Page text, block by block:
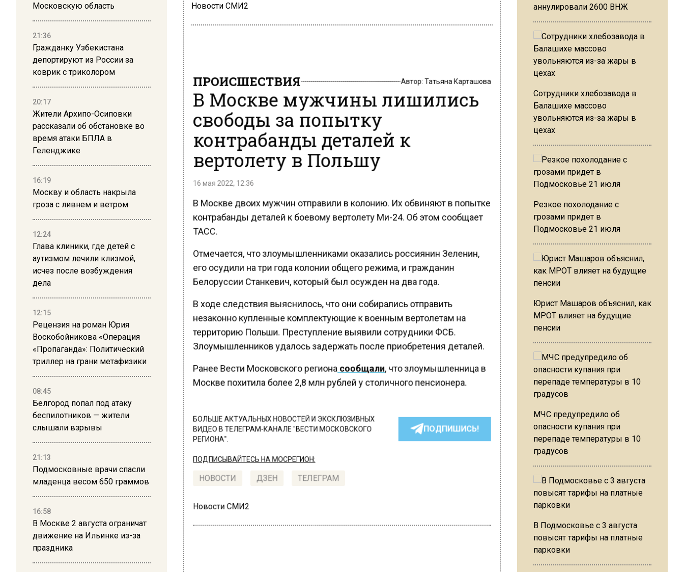
Московскую область
21:36
Гражданку Узбекистана
депортируют из России за
коврик с триколором
20:17
Жители Архипо-Осиповки
рассказали об обстановке во
время атаки БПЛА в
Геленджике
16:19
Москву и область накрыла
гроза с ливнем и ветром
12:24
Глава клиники, где детей с
аутизмом лечили клизмой,
исчез после возбуждения
дела
12:15
Рецензия на роман Юрия
Воскобойникова «Операция
«Пропаганда»: Политический
триллер на грани метафизики
08:45
Белгород попал под атаку
беспилотников — жители
слышали взрывы
21:13
Подмосковные врачи спасли
младенца весом 650 граммов
16:58
В Москве 2 августа ограничат
движение на Ильинке из-за
праздника
Новости СМИ2
ПРОИСШЕСТВИЯ Автор:Татьяна Карташова
В Москве мужчины лишились
свободы за попытку
контрабанды деталей к
вертолету в Польшу
16 мая 2022, 12:36
В Москве двоих мужчин отправили в колонию. Их обвиняют в попытке
контрабанды деталей к боевому вертолету Ми-24. Об этом сообщает
ТАСС.
Отмечается, что злоумышленниками оказались россиянин Зеленин,
его осудили на три года колонии общего режима, и гражданин
Белоруссии Станкевич, который был осужден на два года.
В ходе следствия выяснилось, что они собирались отправить
незаконно купленные комплектующие к военным вертолетам на
территорию Польши. Преступление выявили сотрудники ФСБ.
Злоумышленников удалось задержать после приобретения деталей.
Ранее Вести Московского регионасообщали, что злоумышленница в
Москве похитила более 2,8 млн рублей у столичного пенсионера.
БОЛЬШЕ АКТУАЛЬНЫХ НОВОСТЕЙ И ЭКСКЛЮЗИВНЫХ
ВИДЕО В ТЕЛЕГРАМ-КАНАЛЕ "ВЕСТИ МОСКОВСКОГО
РЕГИОНА".
ПОДПИШИСЬ!
ПОДПИСЫВАЙТЕСЬ НА МОСРЕГИОН:
НОВОСТИ ДЗЕН ТЕЛЕГРАМ
Новости СМИ2
аннулировали 2600 ВНЖ
Сотрудники хлебозавода в
Балашихе массово
увольняются из-за жары в
цехах
Резкое похолодание с
грозами придет в
Подмосковье 21 июля
Юрист Машаров объяснил, как
МРОТ влияет на будущие
пенсии
МЧС предупредило об
опасности купания при
перепаде температуры в 10
градусов
В Подмосковье с 3 августа
повысят тарифы на платные
парковки